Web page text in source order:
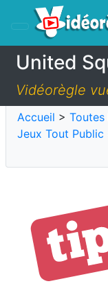
United
Vidéorègle
Accueil >
Jeux Tout Public